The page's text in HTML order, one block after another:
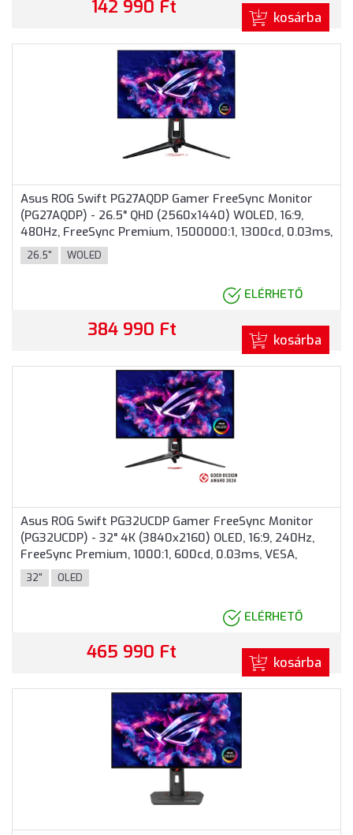
142 990 Ft kosárba
Asus ROG Swift PG27AQDP Gamer FreeSync Monitor
(PG27AQDP) - 26.5" QHD (2560x1440) WOLED, 16:9,
480Hz, FreeSync Premium, 1500000:1, 1300cd, 0.03ms,
VESA, DisplayPort, 2xHDMI, 2xUSB Type-A, 3 év
garancia, Fekete színben
26.5" WOLED
ELÉRHETŐ
384 990 Ft kosárba
Asus ROG Swift PG32UCDP Gamer FreeSync Monitor
(PG32UCDP) - 32" 4K (3840x2160) OLED, 16:9, 240Hz,
FreeSync Premium, 1000:1, 600cd, 0.03ms, VESA,
DisplayPort, 2xHDMI, USB, 3 év garancia, Fekete színben
32" OLED
ELÉRHETŐ
465 990 Ft kosárba